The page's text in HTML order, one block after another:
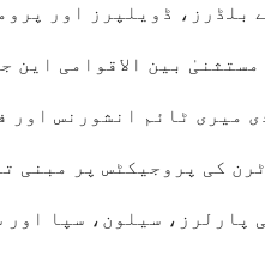
بلڈرز، ڈویلپرز اور
بین الاقوامی این
میری ٹائم انشورنس اور
کی پروجیکٹس پر مبنی
پارلرز، سیلون، سپا